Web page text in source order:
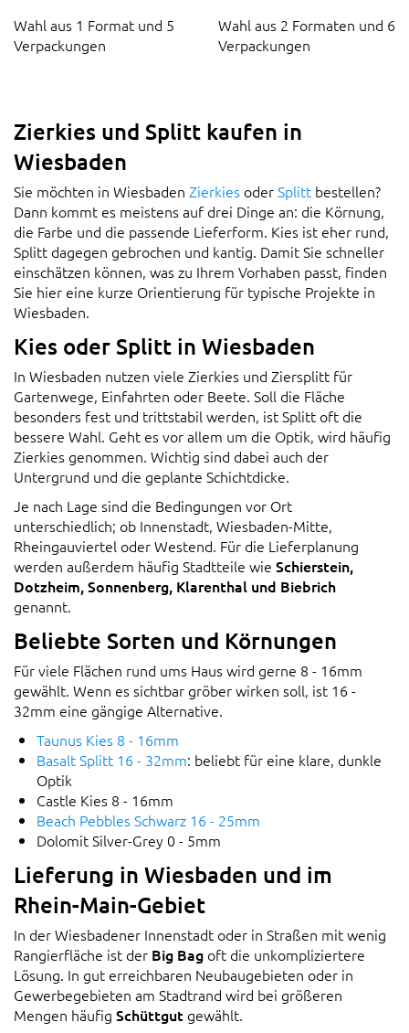
Wahl aus 1 Format und 5
Verpackungen
Wahl aus 2 Formaten und 6
Verpackungen
Zierkies und Splitt kaufen in
Wiesbaden
Sie möchten in Wiesbaden Zierkies oderSplitt bestellen?
Dann kommt es meistens auf drei Dinge an: die Körnung,
die Farbe und die passende Lieferform. Kies ist eher rund,
Splitt dagegen gebrochen und kantig. Damit Sie schneller
einschätzen können, was zu Ihrem Vorhaben passt, finden
Sie hier eine kurze Orientierung für typische Projekte in
Wiesbaden.
Kies oder Splitt in Wiesbaden
In Wiesbaden nutzen viele Zierkies und Ziersplitt für
Gartenwege, Einfahrten oder Beete. Soll die Fläche
besonders fest und trittstabil werden, ist Splitt oft die
bessere Wahl. Geht es vor allem um die Optik, wird häufig
Zierkies genommen. Wichtig sind dabei auch der
Untergrund und die geplante Schichtdicke.
Je nach Lage sind die Bedingungen vor Ort
unterschiedlich; ob Innenstadt, Wiesbaden-Mitte,
Rheingauviertel oder Westend. Für die Lieferplanung
werden außerdem häufig Stadtteile wie Schierstein,
Dotzheim, Sonnenberg, Klarenthal und Biebrich
genannt.
Beliebte Sorten und Körnungen
Für viele Flächen rund ums Haus wird gerne 8 - 16mm
gewählt. Wenn es sichtbar gröber wirken soll, ist 16 -
32mm eine gängige Alternative.
Taunus Kies 8 - 16mm
Basalt Splitt 16 - 32mm: beliebt für eine klare, dunkle
Optik
Castle Kies 8 - 16mm
Beach Pebbles Schwarz 16 - 25mm
Dolomit Silver-Grey 0 - 5mm
Lieferung in Wiesbaden und im
Rhein-Main-Gebiet
In der Wiesbadener Innenstadt oder in Straßen mit wenig
Rangierfläche ist der Big Bag oft die unkompliziertere
Lösung. In gut erreichbaren Neubaugebieten oder in
Gewerbegebieten am Stadtrand wird bei größeren
Mengen häufig Schüttgut gewählt.